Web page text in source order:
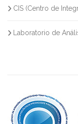
CIS (Centro de
Laboratorio de